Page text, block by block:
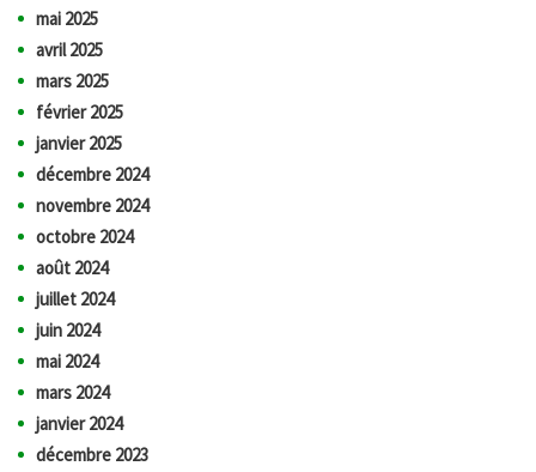
mai 2025
avril 2025
mars 2025
février 2025
janvier 2025
décembre 2024
novembre 2024
octobre 2024
août 2024
juillet 2024
juin 2024
mai 2024
mars 2024
janvier 2024
décembre 2023